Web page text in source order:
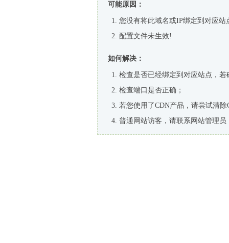
可能原因：
您没有将此域名或IP绑定到对应站
配置文件未生效!
如何解决：
检查是否已经绑定到对应站点，
检查端口是否正确；
若您使用了CDN产品，请尝试清除
普通网站访客，请联系网站管理员